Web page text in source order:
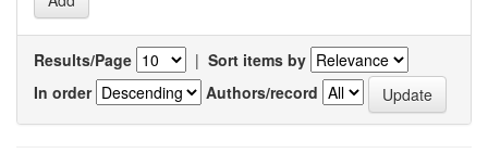
Results/Page | Sort items by
In order
Authors/record